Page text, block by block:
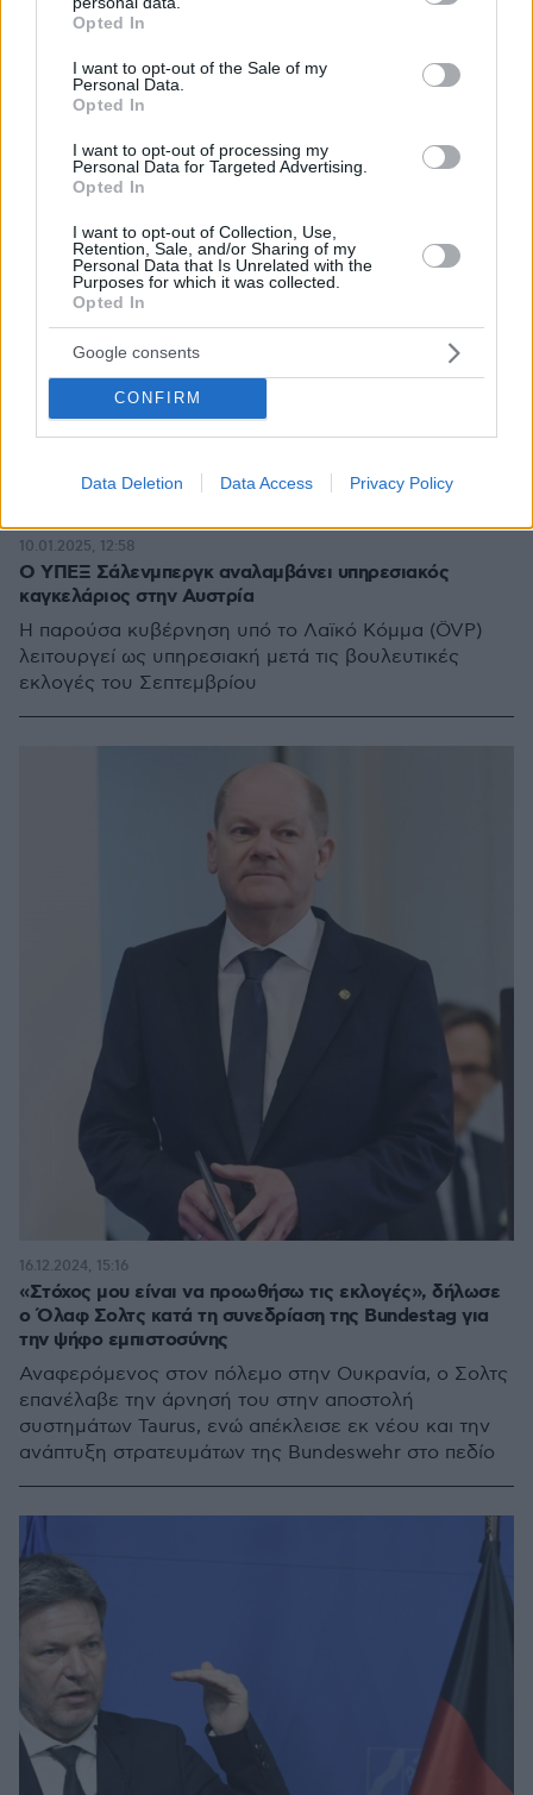
grant or deny consent to Google and its third-party tags to
use your data for below specified purposes in below Google
consent section.
Opted In
I want to opt-out of the Sale of my
Personal Data.
Opted In
I want to opt-out of processing my
Personal Data for Targeted Advertising.
Opted In
I want to opt-out of Collection, Use,
Retention, Sale, and/or Sharing of my
Personal Data that Is Unrelated with the
Purposes for which it was collected.
Opted In
Google consents
CONFIRM
Data Deletion Data Access Privacy Policy
Ο ΥΠΕΞ Σάλενμπεργκ αναλαμβάνει υπηρεσιακός
καγκελάριος στην Αυστρία
Η παρούσα κυβέρνηση υπό το Λαϊκό Κόμμα (ÖVP)
λειτουργεί ως υπηρεσιακή μετά τις βουλευτικές
εκλογές του Σεπτεμβρίου
10.01.2025, 12:58
«Στόχος μου είναι να προωθήσω τις εκλογές», δήλωσε
ο Όλαφ Σολτς κατά τη συνεδρίαση της Bundestag για
την ψήφο εμπιστοσύνης
Αναφερόμενος στον πόλεμο στην Ουκρανία, ο Σολτς
επανέλαβε την άρνησή του στην αποστολή
συστημάτων Taurus, ενώ απέκλεισε εκ νέου και την
ανάπτυξη στρατευμάτων της Bundeswehr στο πεδίο
16.12.2024, 15:16